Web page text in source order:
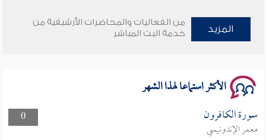
وأمنهم من خوف 9
المزيد
من الفعاليات والمحاضرات الأرشيفية من
خدمة البث المباشر
الأكثر استماعا لهذا الشهر
0 سورة الكافرون
معمر الإندونيسي